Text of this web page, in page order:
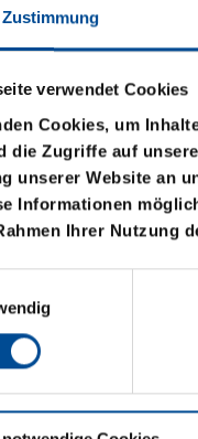
Zustimmung
verwendet Cookies
Cookies, um
die Zugriffe auf
unserer Website an
Informationen
Ihrer Nutzung
T-SHIRT BASIC
21,95 €